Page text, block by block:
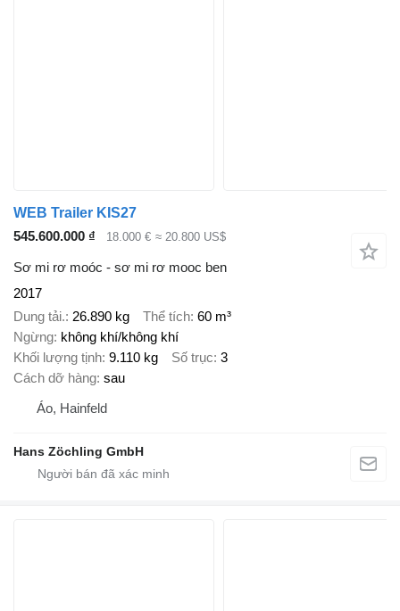
WEB Trailer KIS27
545.600.000 ₫
18.000 € ≈ 20.800 US$
Sơ mi rơ moóc - sơ mi rơ mooc ben
2017
Dung tải. 26.890 kg Thể tích 60 m³
Ngừng không khí/không khí
Khối lượng tịnh 9.110 kg Số trục 3
Cách dỡ hàng sau
Áo, Hainfeld
Hans Zöchling GmbH